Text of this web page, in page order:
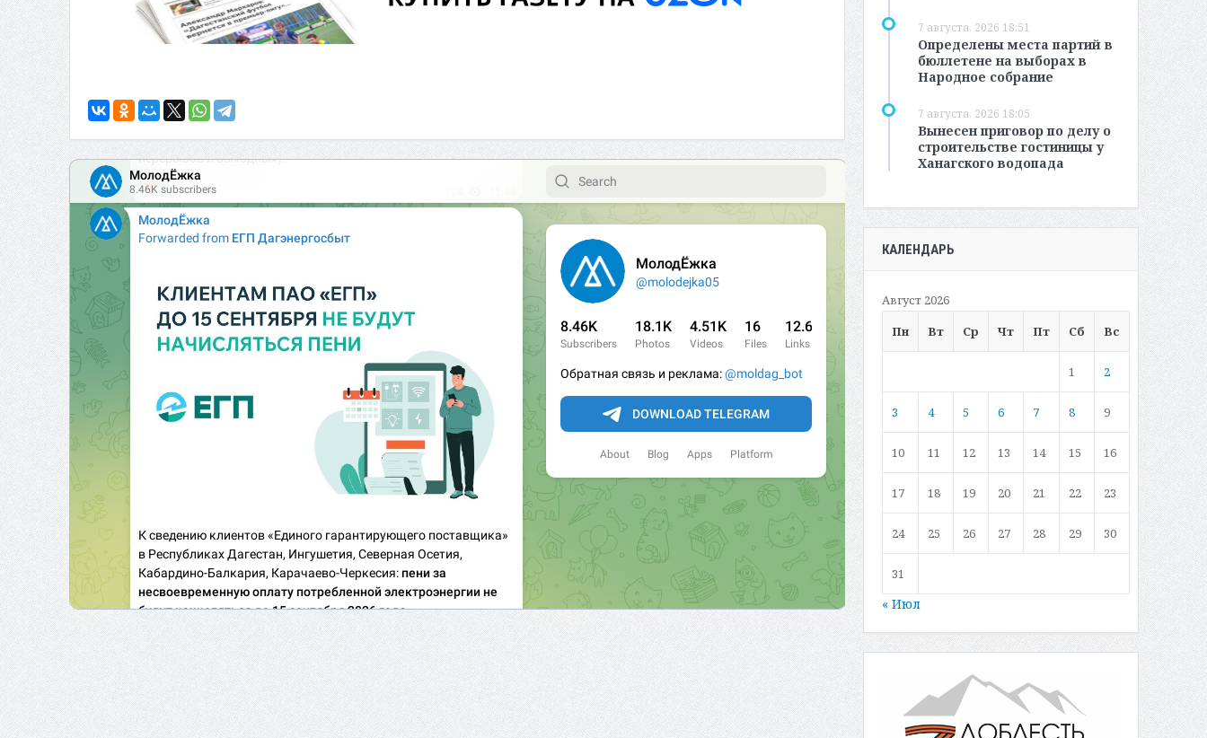
7 августа, 2026 18:51
Определены места партий в
бюллетене на выборах в
Народное собрание
7 августа, 2026 18:05
Вынесен приговор по делу о
строительстве гостиницы у
Ханагского водопада
КАЛЕНДАРЬ
Август 2026
Пн
Вт Ср Чт Пт Сб Вс
1 2
3 4 5 6 7 8 9
10 11 12 13 14 15 16
17 18 19 20 21 22 23
24 25 26 27 28 29 30
31
« Июл